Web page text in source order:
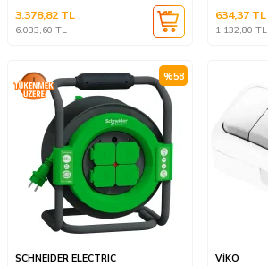
6.033,60TL
3.378,82 TL
1.132,80TL
634,37 TL
%58
SCHNEIDER ELECTRIC
VİKO